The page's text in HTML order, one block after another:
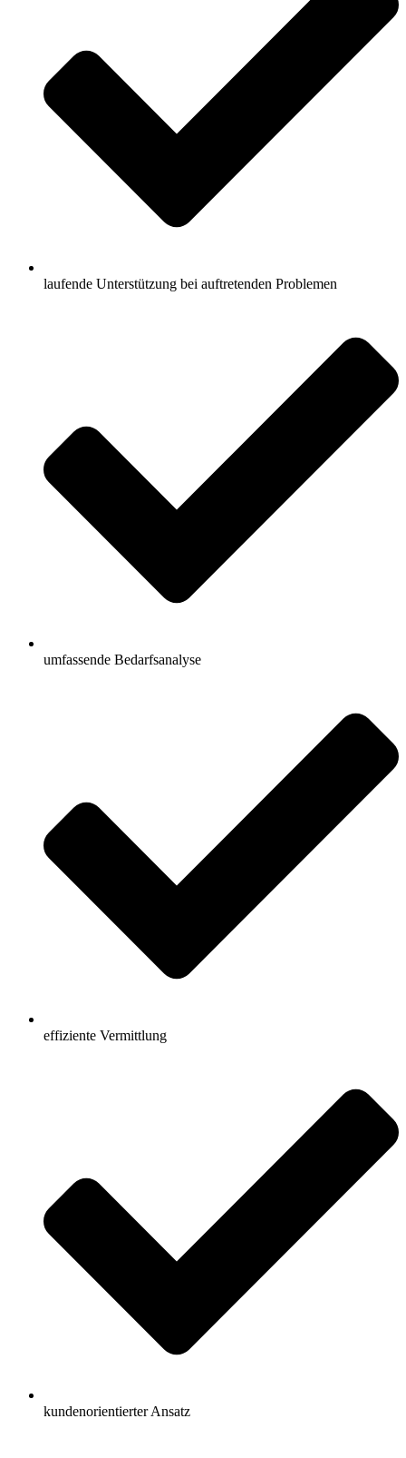
laufende Unterstützung bei auftretenden Problemen
umfassende Bedarfsanalyse
effiziente Vermittlung
kundenorientierter Ansatz